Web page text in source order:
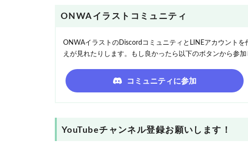
ONWAイラストコミュニティ
ONWAイラストのDiscordコミュニティとLINEアカウント
えが見れたりします。もし良かったら以下のボタンから参
コミュニティに参加
YouTubeチャンネル登録お願いします！